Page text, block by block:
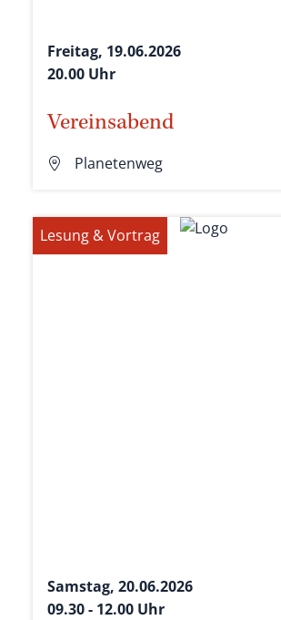
Freitag, 19.06.2026
20.00 Uhr
Vereinsabend
Planetenweg
Lesung & Vortrag
Samstag, 20.06.2026
09.30 - 12.00 Uhr